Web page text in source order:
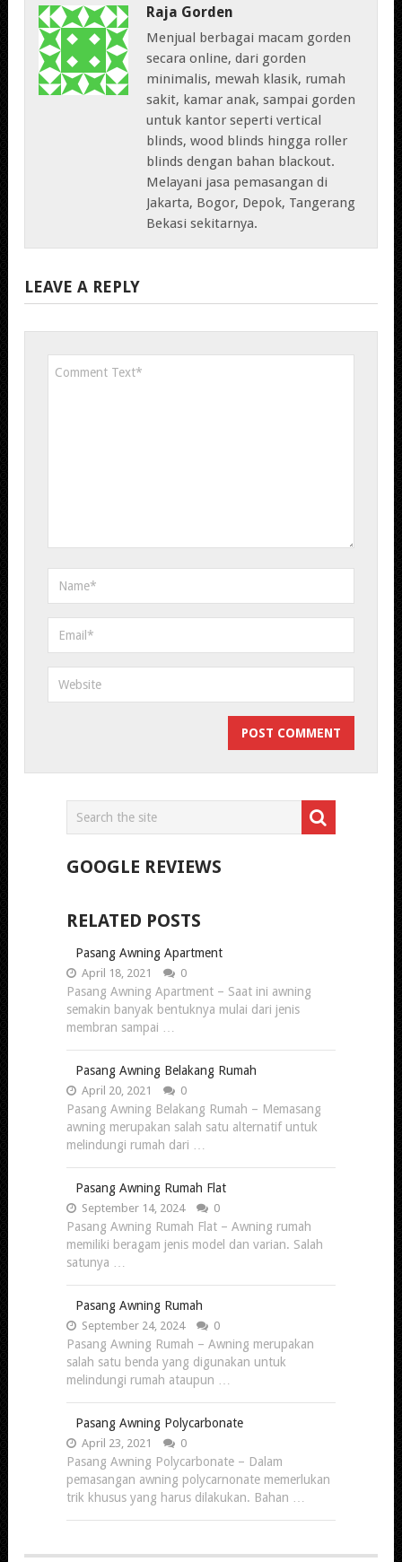
Raja Gorden
Menjual berbagai macam gorden
secara online, dari gorden
minimalis, mewah klasik, rumah
sakit, kamar anak, sampai gorden
untuk kantor seperti vertical
blinds, wood blinds hingga roller
blinds dengan bahan blackout.
Melayani jasa pemasangan di
Jakarta, Bogor, Depok, Tangerang
Bekasi sekitarnya.
LEAVE A REPLY
GOOGLE REVIEWS
RELATED POSTS
Pasang Awning Apartment
April 18, 2021 0
Pasang Awning Apartment – Saat ini awning
semakin banyak bentuknya mulai dari jenis
membran sampai …
Pasang Awning Belakang Rumah
April 20, 2021 0
Pasang Awning Belakang Rumah – Memasang
awning merupakan salah satu alternatif untuk
melindungi rumah dari …
Pasang Awning Rumah Flat
September 14, 2024 0
Pasang Awning Rumah Flat – Awning rumah
memiliki beragam jenis model dan varian. Salah
satunya …
Pasang Awning Rumah
September 24, 2024 0
Pasang Awning Rumah – Awning merupakan
salah satu benda yang digunakan untuk
melindungi rumah ataupun …
Pasang Awning Polycarbonate
April 23, 2021 0
Pasang Awning Polycarbonate – Dalam
pemasangan awning polycarnonate memerlukan
trik khusus yang harus dilakukan. Bahan …